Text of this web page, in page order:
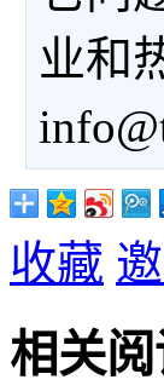
业和
收藏
相关